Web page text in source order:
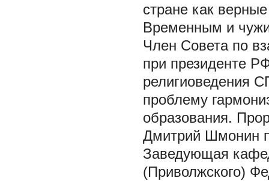
стране как
Временным и
Член Совета по
при президенте
религиоведения
проблему
образования.
Дмитрий Шмонин
Заведующая
(Приволжского)